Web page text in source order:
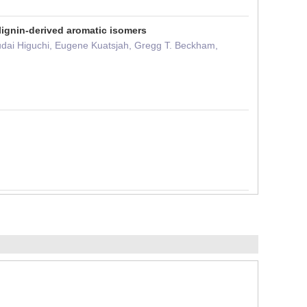
derived aromatic isomers
Higuchi, Eugene Kuatsjah, Gregg T. Beckham,